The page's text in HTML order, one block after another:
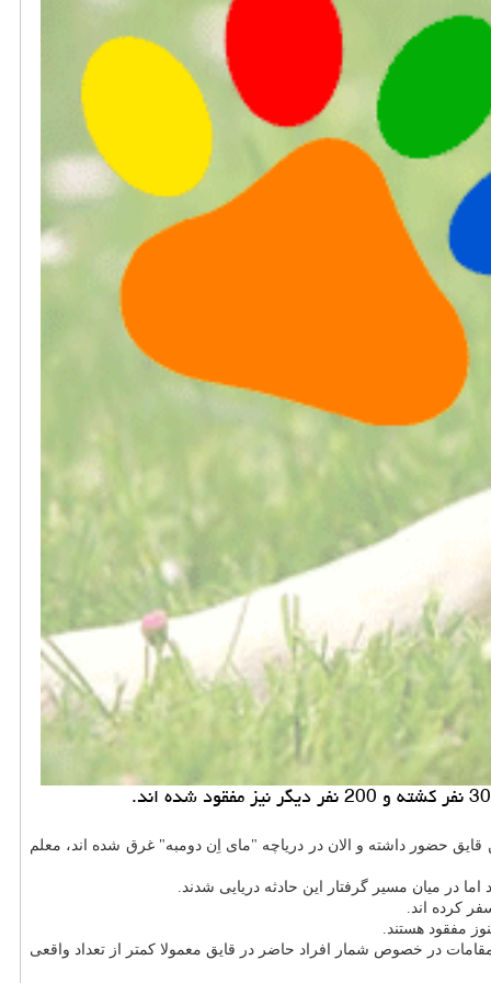
حضور داشته و الان در دریاچه "مای اِن دومبه" غرق شده اند، معلم
در میان مسیر گرفتار این حادثه دریایی شدند.
كرده اند.
در خصوص شمار افراد حاضر در قایق معمولا كمتر از تعداد واقعی